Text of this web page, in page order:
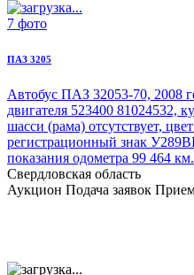
7 фото
ПАЗ 3205
Автобус ПАЗ 32053-70, 2008
двигателя 523400 81024532,
шасси (рама) отсутствует,
регистрационный знак
показания одометра 99 464 км.
Свердловская область
Аукцион Подача заявок Прием